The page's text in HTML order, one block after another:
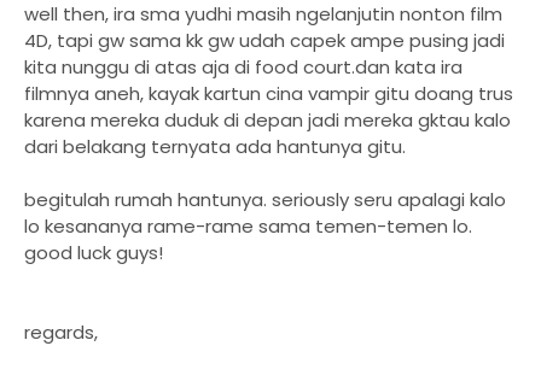
well then, ira sma yudhi masih ngelanjutin nonton film
4D, tapi gw sama kk gw udah capek ampe pusing jadi
kita nunggu di atas aja di food court.dan kata ira
filmnya aneh, kayak kartun cina vampir gitu doang trus
karena mereka duduk di depan jadi mereka gktau kalo
dari belakang ternyata ada hantunya gitu.
begitulah rumah hantunya. seriously seru apalagi kalo
lo kesananya rame-rame sama temen-temen lo.
good luck guys!
regards,